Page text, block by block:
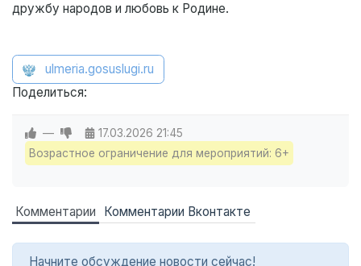
дружбу народов и любовь к Родине.
ulmeria.gosuslugi.ru
Поделиться:
— 17.03.2026 21:45
Возрастное ограничение для мероприятий: 6+
Комментарии Комментарии Вконтакте
Начните обсуждение новости сейчас!